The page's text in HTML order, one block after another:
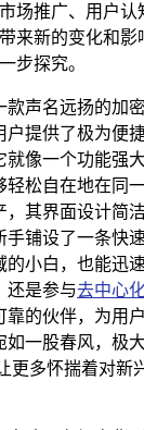
场推广、用户认
来新的变化和影
步探究。
款声名远扬的加
户提供了极为便
就像一个功能强
轻松自在地在同
，其界面设计简
手铺设了一条快
小白，也能迅
还是参与去中心
靠的伙伴，为用
如一股春风，极
更多怀揣着对新